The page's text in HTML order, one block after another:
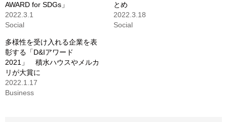
AWARD for SDGs」
2022.3.1
Social
とめ
2022.3.18
Social
多様性を受け入れる企業を表
彰する「D&Iアワード
2021」 積水ハウスやメルカ
リが大賞に
2022.1.17
Business